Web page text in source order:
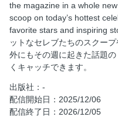
The Jonas Brothers
Tributes
Mario Lopez & His
Wrongfully Convicted
Dave Coulier
Leona Lewis
Buried in the Basement
the magazine in a whole
scoop on today’s hottest
favorite stars and inspiring
ットなセレブたちのスクー
外にもその週に起きた話題
くキャッチできます。
出版社：-
配信開始日：2025/12/06
配信終了日：2026/12/05